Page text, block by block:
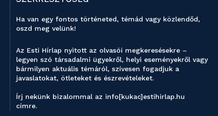
Ha van egy fontos történeted, témád vagy közlendőd,
oszd meg velünk!
Az Esti Hírlap nyitott az olvasói megkeresésekre –
legyen szó társadalmi ügyekről, helyi eseményekről vagy
bármilyen aktuális témáról, szívesen fogadjuk a
javaslatokat, ötleteket és észrevételeket.
Írj nekünk bizalommal az info[kukac]estihirlap.hu
címre.